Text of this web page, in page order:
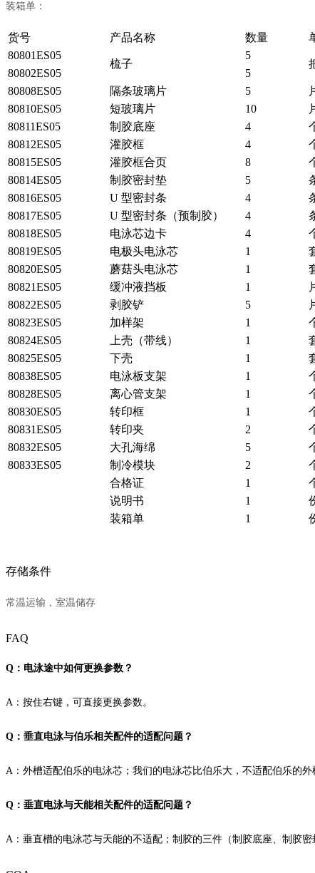
装箱单：
货号 产品名称 数量
80801ES05
梳子
5
80802ES05
5
80808ES05
隔条玻璃片 5
80810ES05
短玻璃片 10
80811ES05
制胶底座 4
80812ES05
灌胶框 4
80815ES05
灌胶框合页 8
80814ES05
制胶密封垫 5
80816ES05
U 型密封条 4
80817ES05
U 型密封条（预制胶） 4
80818ES05
电泳芯边卡 4
80819ES05
电极头电泳芯 1
80820ES05
蘑菇头电泳芯 1
80821ES05
缓冲液挡板 1
80822ES05
剥胶铲 5
80823ES05
加样架 1
80824ES05
上壳（带线） 1
80825ES05
下壳 1
80838ES05
电泳板支架 1
80828ES05
离心管支架 1
80830ES05
转印框 1
80831ES05
转印夹 2
80832ES05
大孔海绵 5
80833ES05
制冷模块 2
合格证
1
说明书
1
装箱单
1
存储条件
常温运输，室温储存
FAQ
Q：电泳途中如何更换参数？
A：按住右键，可直接更换参数。
Q：垂直电泳与伯乐相关配件的适配问题？
A：外槽适配伯乐的电泳芯；我们的电泳芯比伯乐大，不适配伯乐的
Q：垂直电泳与天能相关配件的适配问题？
A：垂直槽的电泳芯与天能的不适配；制胶的三件（制胶底座、制胶